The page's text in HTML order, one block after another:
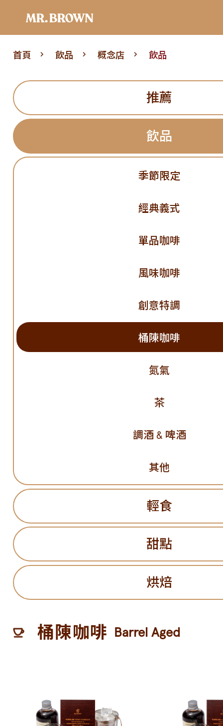
首頁 飲品 概念店 飲品
推薦
飲品
季節限定
經典義式
單品咖啡
風味咖啡
創意特調
桶陳咖啡
氮氣
茶
調酒 & 啤酒
其他
輕食
甜點
烘焙
桶陳咖啡 Barrel Aged